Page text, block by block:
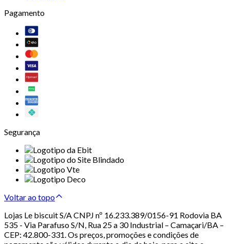
Pagamento
Segurança
Voltar ao topo
Lojas Le biscuit S/A CNPJ nº 16.233.389/0156-91 Rodovia BA
535 - Via Parafuso S/N, Rua 25 a 30 Industrial – Camaçari/BA –
CEP: 42.800-331. Os preços, promoções e condições de